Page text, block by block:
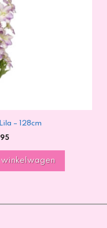
– 128cm
winkelwagen